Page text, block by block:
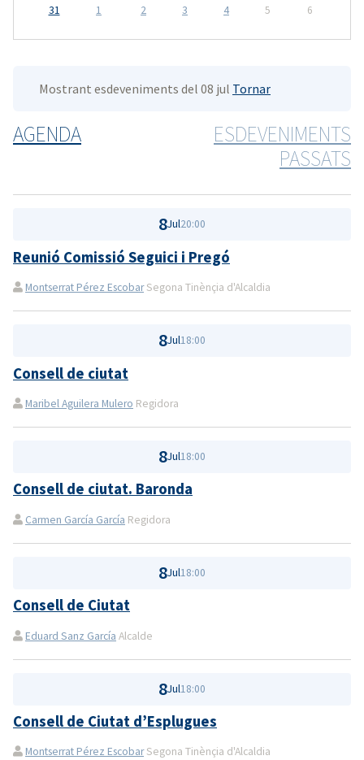
31
1 2 3 4 5 6
Mostrant esdeveniments del 08 jul Tornar
AGENDA
ESDEVENIMENTS
PASSATS
8Jul20:00
Reunió Comissió Seguici i Pregó
Montserrat Pérez EscobarSegona Tinènçia d'Alcaldia
8Jul18:00
Consell de ciutat
Maribel Aguilera Mulero Regidora
8Jul18:00
Consell de ciutat. Baronda
Carmen García García Regidora
8Jul18:00
Consell de Ciutat
Eduard Sanz García Alcalde
8Jul18:00
Consell de Ciutat d’Esplugues
Montserrat Pérez EscobarSegona Tinènçia d'Alcaldia